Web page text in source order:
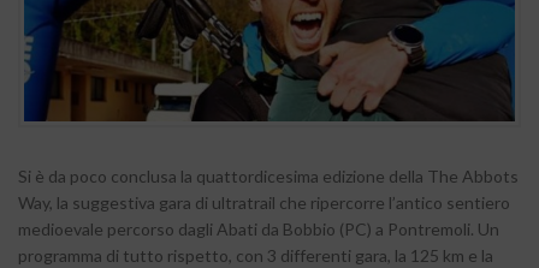
Si è da poco conclusa la quattordicesima edizione della The Abbots
Way, la suggestiva gara di ultratrail che ripercorre l’antico sentiero
medioevale percorso dagli Abati da Bobbio (PC) a Pontremoli. Un
programma di tutto rispetto, con 3 differenti gara, la 125 km e la